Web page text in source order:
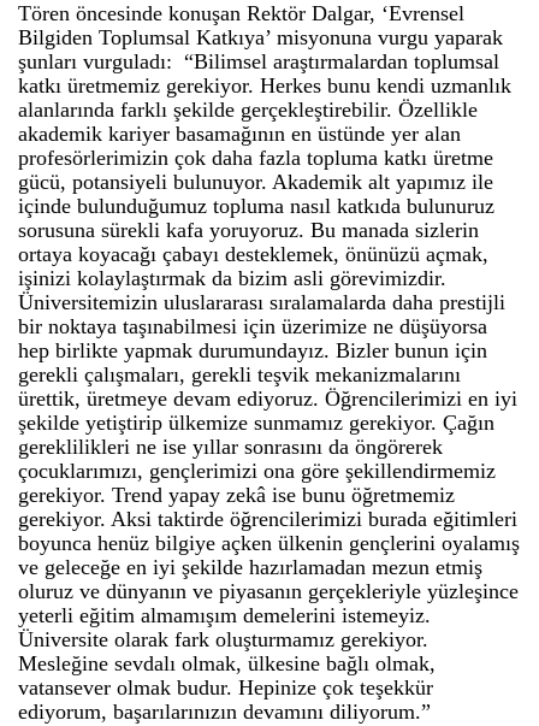
Tören öncesinde konuşan Rektör Dalgar, ‘Evrensel
Bilgiden Toplumsal Katkıya’ misyonuna vurgu yaparak
şunları vurguladı: “Bilimsel araştırmalardan toplumsal
katkı üretmemiz gerekiyor. Herkes bunu kendi uzmanlık
alanlarında farklı şekilde gerçekleştirebilir. Özellikle
akademik kariyer basamağının en üstünde yer alan
profesörlerimizin çok daha fazla topluma katkı üretme
gücü, potansiyeli bulunuyor. Akademik alt yapımız ile
içinde bulunduğumuz topluma nasıl katkıda bulunuruz
sorusuna sürekli kafa yoruyoruz. Bu manada sizlerin
ortaya koyacağı çabayı desteklemek, önünüzü açmak,
işinizi kolaylaştırmak da bizim asli görevimizdir.
Üniversitemizin uluslararası sıralamalarda daha prestijli
bir noktaya taşınabilmesi için üzerimize ne düşüyorsa
hep birlikte yapmak durumundayız. Bizler bunun için
gerekli çalışmaları, gerekli teşvik mekanizmalarını
ürettik, üretmeye devam ediyoruz. Öğrencilerimizi en iyi
şekilde yetiştirip ülkemize sunmamız gerekiyor. Çağın
gereklilikleri ne ise yıllar sonrasını da öngörerek
çocuklarımızı, gençlerimizi ona göre şekillendirmemiz
gerekiyor. Trend yapay zekâ ise bunu öğretmemiz
gerekiyor. Aksi taktirde öğrencilerimizi burada eğitimleri
boyunca henüz bilgiye açken ülkenin gençlerini oyalamış
ve geleceğe en iyi şekilde hazırlamadan mezun etmiş
oluruz ve dünyanın ve piyasanın gerçekleriyle yüzleşince
yeterli eğitim almamışım demelerini istemeyiz.
Üniversite olarak fark oluşturmamız gerekiyor.
Mesleğine sevdalı olmak, ülkesine bağlı olmak,
vatansever olmak budur. Hepinize çok teşekkür
ediyorum, başarılarınızın devamını diliyorum.”